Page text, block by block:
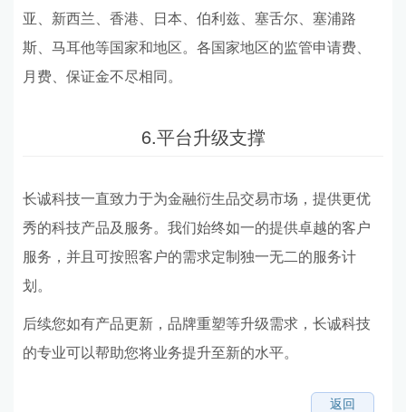
亚、新西兰、香港、日本、伯利兹、塞舌尔、塞浦路
斯、马耳他等国家和地区。各国家地区的监管申请费、
月费、保证金不尽相同。
6.平台升级支撑
长诚科技一直致力于为金融衍生品交易市场，提供更优
秀的科技产品及服务。我们始终如一的提供卓越的客户
服务，并且可按照客户的需求定制独一无二的服务计
划。
后续您如有产品更新，品牌重塑等升级需求，长诚科技
的专业可以帮助您将业务提升至新的水平。
返回